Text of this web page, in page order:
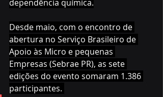
dependência química.
Desde maio, com o encontro de
abertura no Serviço Brasileiro de
Apoio às Micro e pequenas
Empresas (Sebrae PR), as sete
edições do evento somaram 1.386
participantes.